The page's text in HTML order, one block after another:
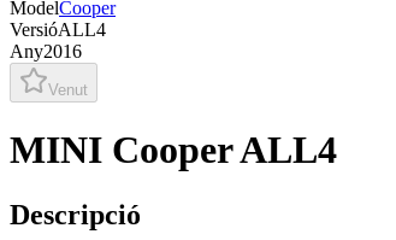
ModelCooper
VersióALL4
Any2016
Venut
MINI Cooper ALL4
Descripció